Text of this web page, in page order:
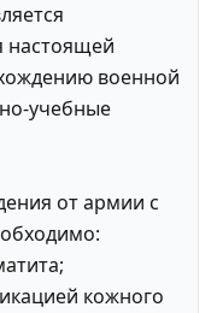
настоящей
военной
учебные
от армии с
кожного